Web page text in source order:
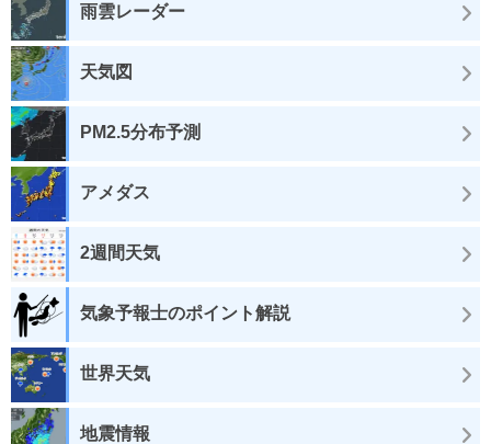
雨雲レーダー
天気図
PM2.5分布予測
アメダス
2週間天気
気象予報士のポイント解説
世界天気
地震情報